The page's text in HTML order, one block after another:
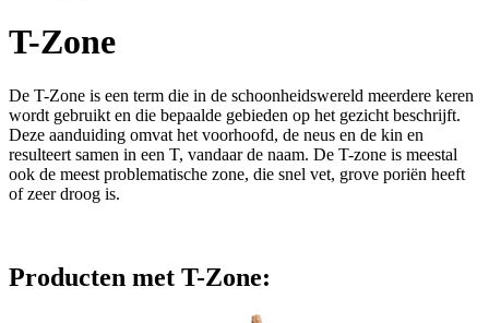
T-Zone
De T-Zone is een term die in de schoonheidswereld meerdere keren
wordt gebruikt en die bepaalde gebieden op het gezicht beschrijft.
Deze aanduiding omvat het voorhoofd, de neus en de kin en
resulteert samen in een T, vandaar de naam. De T-zone is meestal
ook de meest problematische zone, die snel vet, grove poriën heeft
of zeer droog is.
Producten met T-Zone: